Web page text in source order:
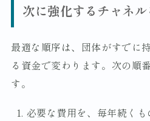
次に強化するチャネ
最適な順序は、団体がすでに
る資金で変わります。次の順
す。
必要な費用を、毎年続く